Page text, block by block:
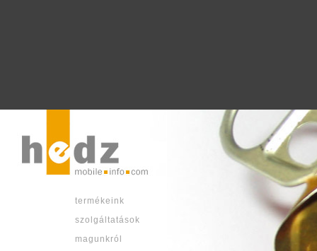
termékeink
szolgáltatások
magunkról